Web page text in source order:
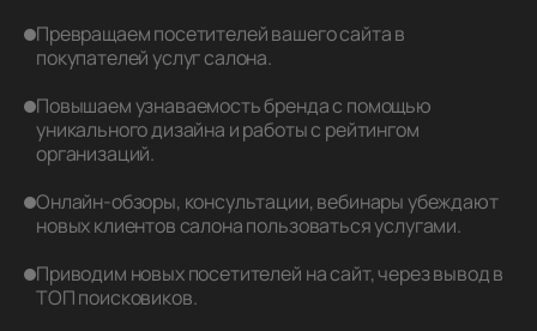
Превращаем посетителей вашего сайта в
покупателей услуг салона.
Повышаем узнаваемость бренда с помощью
уникального дизайна и работы с рейтингом
организаций.
Онлайн-обзоры, консультации, вебинары убеждают
новых клиентов салона пользоваться услугами.
Приводим новых посетителей на сайт, через вывод в
ТОП поисковиков.